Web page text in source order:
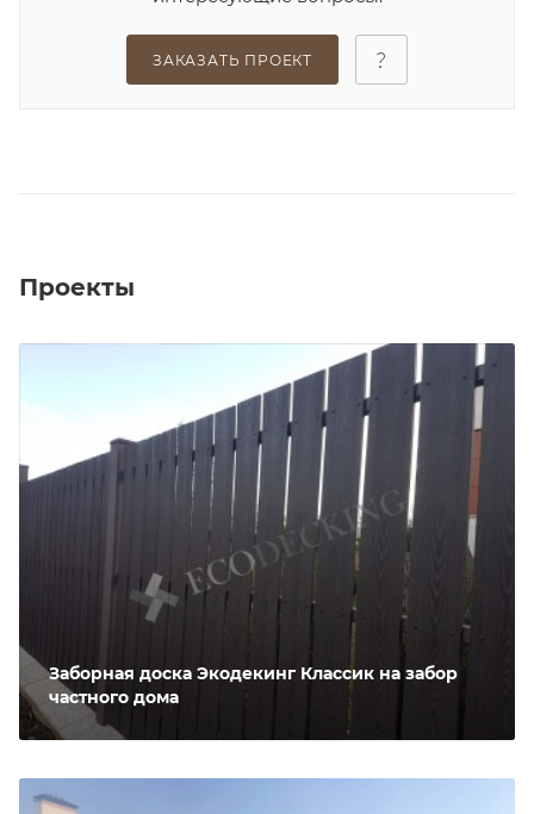
ЗАКАЗАТЬ ПРОЕКТ
Проекты
Заборная доска Экодекинг Классик на забор
частного дома